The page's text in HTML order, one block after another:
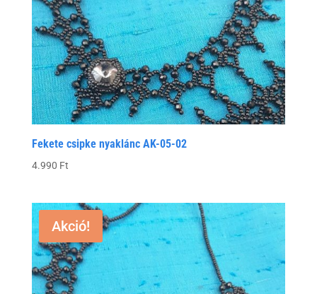
Fekete csipke nyaklánc AK-05-02
4.990 Ft
Akció!